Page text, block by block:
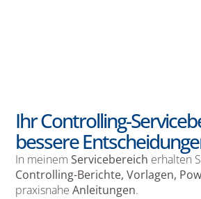
Ihr Controlling-
bessere
In meinemServicebereich erhalten
Controlling-Berichte, Vorlagen,
praxisnahe Anleitungen.